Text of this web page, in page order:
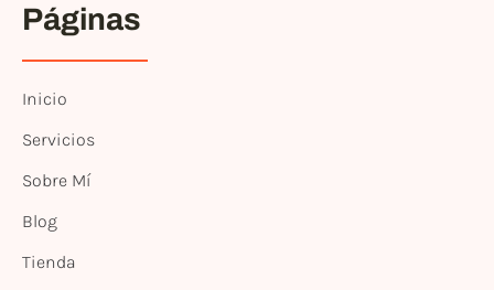
Páginas
Inicio
Servicios
Sobre Mí
Blog
Tienda